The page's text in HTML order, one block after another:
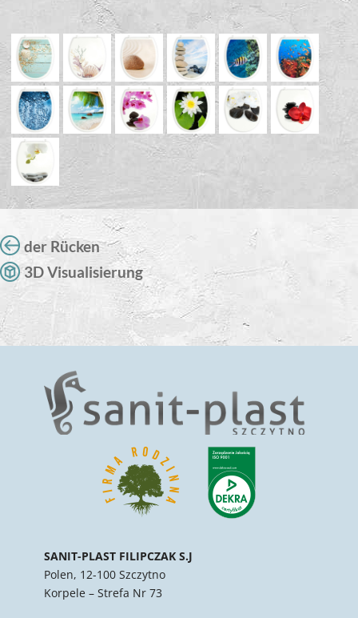
der Rücken
3D Visualisierung
SANIT-PLAST FILIPCZAK S.J
Polen, 12-100 Szczytno
Korpele – Strefa Nr 73